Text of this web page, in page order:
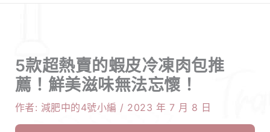
5款超熱賣的蝦皮冷凍肉包推
薦！鮮美滋味無法忘懷！
作者: 減肥中的4號小編 / 2023 年 7 月 8 日